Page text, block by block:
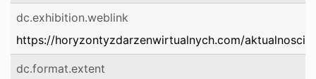
dc.exhibition.weblink
https://horyzontyzdarzenwirtualnych.com/aktualnosci/
dc.format.extent